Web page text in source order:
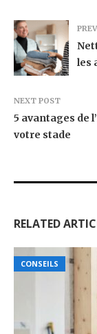
les
NEXT POST
5 avantages de
votre stade
RELATED
CONSEILS